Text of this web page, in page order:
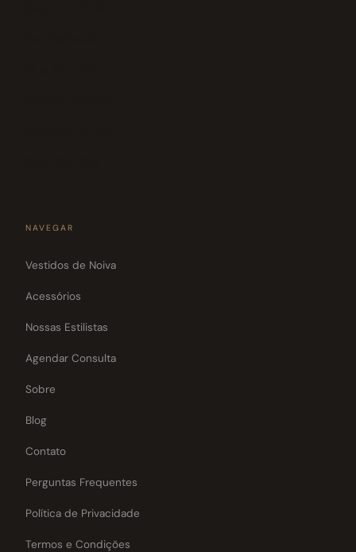
NAVEGAR
Vestidos de Noiva
Acessórios
Nossas Estilistas
Agendar Consulta
Sobre
Blog
Contato
Perguntas Frequentes
Política de Privacidade
Termos e Condições